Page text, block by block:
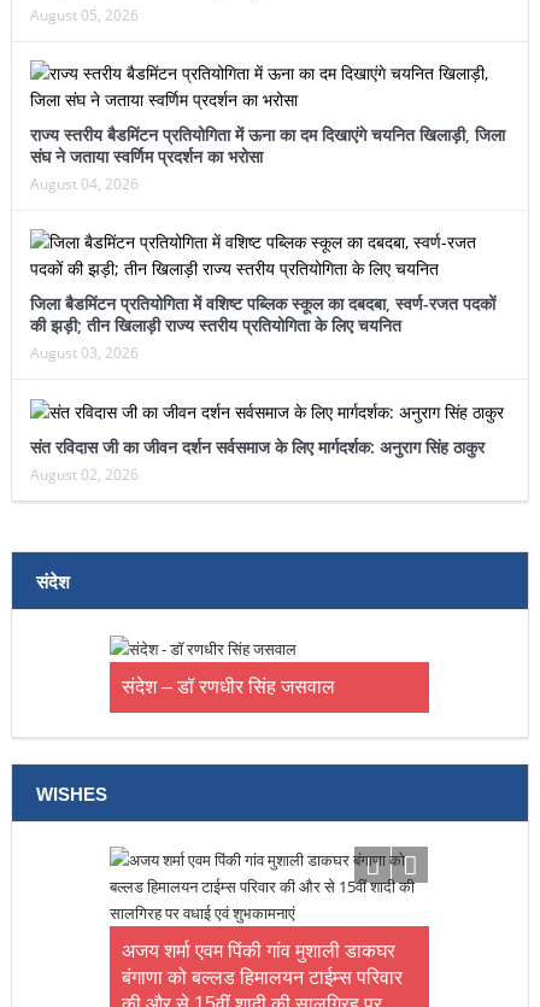
August 05, 2026
राज्य स्तरीय बैडमिंटन प्रतियोगिता में ऊना का दम दिखाएंगे चयनित खिलाड़ी, जिला
संघ ने जताया स्वर्णिम प्रदर्शन का भरोसा
August 04, 2026
जिला बैडमिंटन प्रतियोगिता में वशिष्ट पब्लिक स्कूल का दबदबा, स्वर्ण-रजत पदकों
की झड़ी; तीन खिलाड़ी राज्य स्तरीय प्रतियोगिता के लिए चयनित
August 03, 2026
संत रविदास जी का जीवन दर्शन सर्वसमाज के लिए मार्गदर्शक: अनुराग सिंह ठाकुर
August 02, 2026
संदेश
संदेश – डॉ रणधीर सिंह जसवाल
WISHES
अजय शर्मा एवम पिंकी गांव मुशाली डाकघर
बंगाणा को बल्लड हिमालयन टाईम्स परिवार